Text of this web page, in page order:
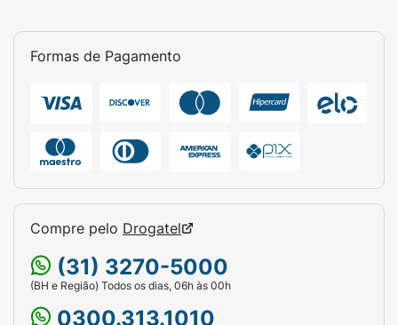
Formas de Pagamento
Compre pelo Drogatel
(31) 3270-5000
(BH e Região) Todos os dias, 06h às 00h
0300.313.1010